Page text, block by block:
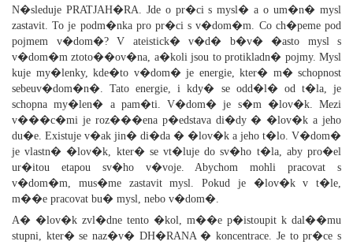
N�sleduje PRATJAH�RA. Jde o pr�ci s mysl� a o um�n� mysl
zastavit. To je podm�nka pro pr�ci s v�dom�m. Co ch�peme pod
pojmem v�dom�? V ateistick� v�d� b�v� �asto mysl s
v�dom�m ztoto��ov�na, a�koli jsou to protikladn� pojmy. Mysl
kuje my�lenky, kde�to v�dom� je energie, kter� m� schopnost
sebeuv�dom�n�. Tato energie, i kdy� se odd�l� od t�la, je
schopna my�len� a pam�ti. V�dom� je s�m �lov�k. Mezi
v���c�mi je roz���ena p�edstava di�dy � �lov�k a jeho
du�e. Existuje v�ak jin� di�da � �lov�k a jeho t�lo. V�dom�
je vlastn� �lov�k, kter� se vt�luje do sv�ho t�la, aby pro�el
ur�itou etapou sv�ho v�voje. Abychom mohli pracovat s
v�dom�m, mus�me zastavit mysl. Pokud je �lov�k v t�le,
m��e pracovat bu� mysl, nebo v�dom�.
A� �lov�k zvl�dne tento �kol, m��e p�istoupit k dal��mu
stupni, kter� se naz�v� DH�RANA � koncentrace. Je to pr�ce s